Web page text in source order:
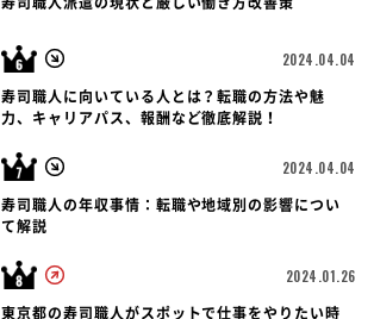
寿司職人派遣の現状と厳しい働き方改善策
2024.04.04
寿司職人に向いている人とは？転職の方法や魅
力、キャリアパス、報酬など徹底解説！
2024.04.04
寿司職人の年収事情：転職や地域別の影響につい
て解説
2024.01.26
東京都の寿司職人がスポットで仕事をやりたい時